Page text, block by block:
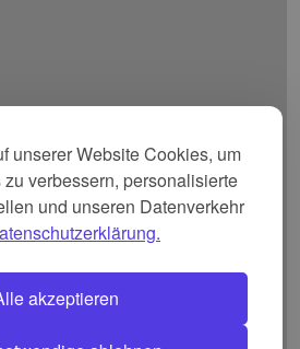
unserer Website Cookies, um
verbessern, personalisierte
und unseren Datenverkehr
akzeptieren